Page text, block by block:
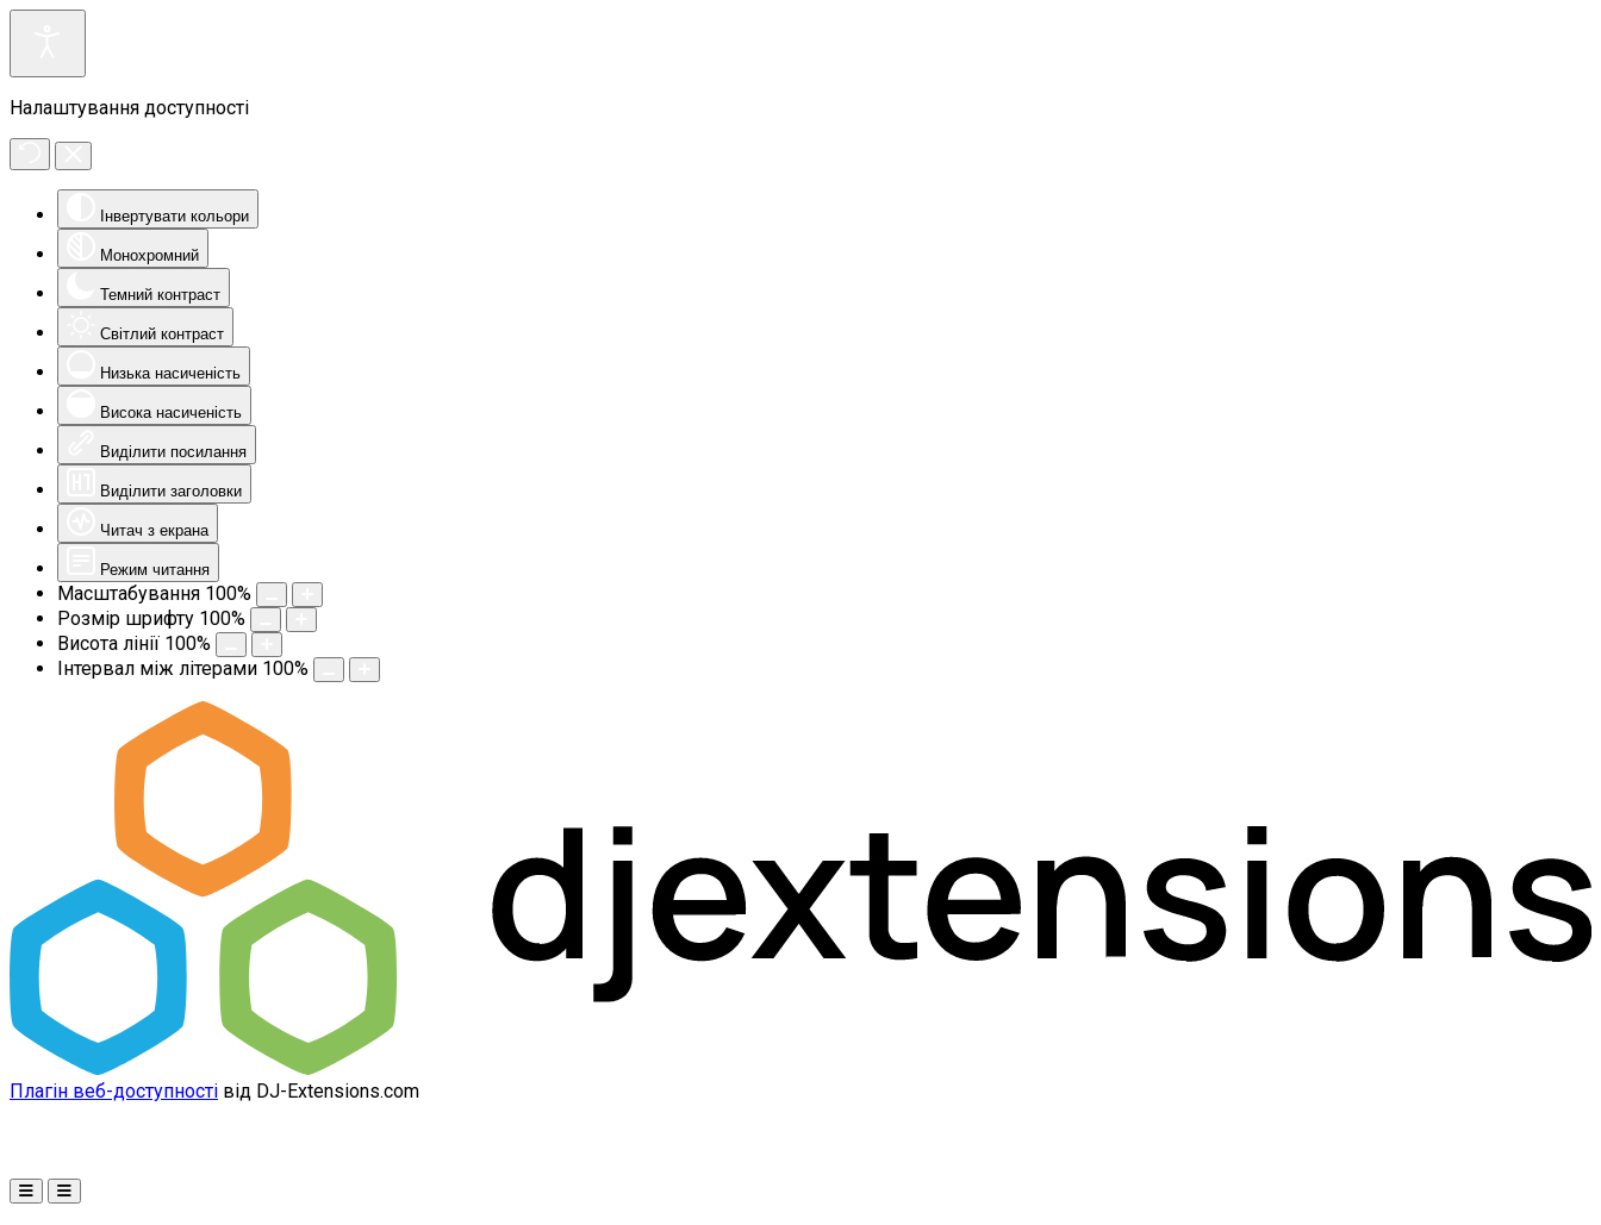
Налаштування доступності
Інвертувати кольори
Монохромний
Темний контраст
Світлий контраст
Низька насиченість
Висока насиченість
Виділити посилання
Виділити заголовки
Читач з екрана
Режим читання
Масштабування 100%
Розмір шрифту 100%
Висота лінії 100%
Інтервал між літерами 100%
Плагін веб-доступності від DJ-Extensions.com